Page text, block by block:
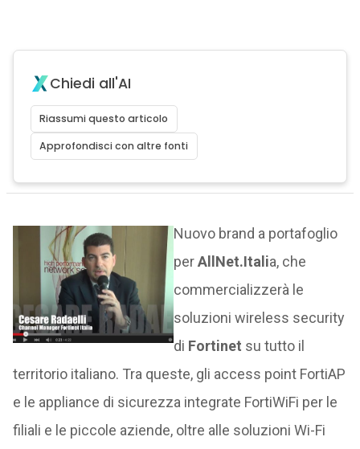
Chiedi all'AI
Riassumi questo articolo
Approfondisci con altre fonti
Nuovo brand a portafoglio
perAllNet.Italia, che
commercializzerà le
soluzioni wireless security
di Fortinet su tutto il
territorio italiano. Tra queste, gli access point FortiAP
e le appliance di sicurezza integrate FortiWiFi per le
filiali e le piccole aziende, oltre alle soluzioni Wi-Fi